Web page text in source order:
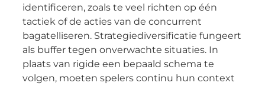
identificeren, zoals te veel richten op één
tactiek of de acties van de concurrent
bagatelliseren. Strategiediversificatie fungeert
als buffer tegen onverwachte situaties. In
plaats van rigide een bepaald schema te
volgen, moeten spelers continu hun context